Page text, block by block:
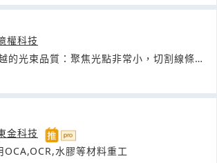
權科技
的光束品質：聚焦光點非常小，切割線條更
金科技
水膠等材料重工